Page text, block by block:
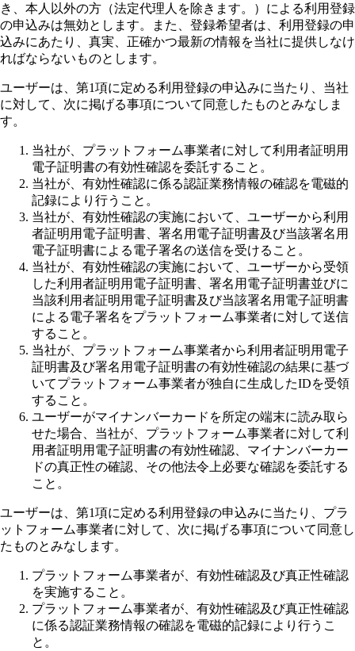
き、本人以外の方（法定代理人を除きます。）による利用登録
の申込みは無効とします。また、登録希望者は、利用登録の申
込みにあたり、真実、正確かつ最新の情報を当社に提供しなけ
ればならないものとします。
ユーザーは、第1項に定める利用登録の申込みに当たり、当社
に対して、次に掲げる事項について同意したものとみなしま
す。
当社が、プラットフォーム事業者に対して利用者証明用
電子証明書の有効性確認を委託すること。
当社が、有効性確認に係る認証業務情報の確認を電磁的
記録により行うこと。
当社が、有効性確認の実施において、ユーザーから利用
者証明用電子証明書、署名用電子証明書及び当該署名用
電子証明書による電子署名の送信を受けること。
当社が、有効性確認の実施において、ユーザーから受領
した利用者証明用電子証明書、署名用電子証明書並びに
当該利用者証明用電子証明書及び当該署名用電子証明書
による電子署名をプラットフォーム事業者に対して送信
すること。
当社が、プラットフォーム事業者から利用者証明用電子
証明書及び署名用電子証明書の有効性確認の結果に基づ
いてプラットフォーム事業者が独自に生成したIDを受領
すること。
ユーザーがマイナンバーカードを所定の端末に読み取ら
せた場合、当社が、プラットフォーム事業者に対して利
用者証明用電子証明書の有効性確認、マイナンバーカー
ドの真正性の確認、その他法令上必要な確認を委託する
こと。
ユーザーは、第1項に定める利用登録の申込みに当たり、プラ
ットフォーム事業者に対して、次に掲げる事項について同意し
たものとみなします。
プラットフォーム事業者が、有効性確認及び真正性確認
を実施すること。
プラットフォーム事業者が、有効性確認及び真正性確認
に係る認証業務情報の確認を電磁的記録により行うこ
と。